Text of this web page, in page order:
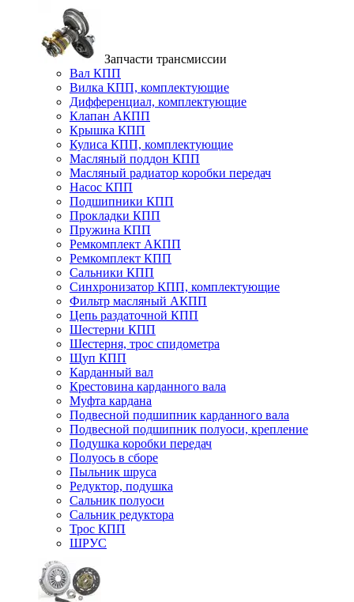
Запчасти трансмиссии
Вал КПП
Вилка КПП, комплектующие
Дифференциал, комплектующие
Клапан АКПП
Крышка КПП
Кулиса КПП, комплектующие
Масляный поддон КПП
Масляный радиатор коробки передач
Насос КПП
Подшипники КПП
Прокладки КПП
Пружина КПП
Ремкомплект АКПП
Ремкомплект КПП
Сальники КПП
Синхронизатор КПП, комплектующие
Фильтр масляный АКПП
Цепь раздаточной КПП
Шестерни КПП
Шестерня, трос спидометра
Щуп КПП
Карданный вал
Крестовина карданного вала
Муфта кардана
Подвесной подшипник карданного вала
Подвесной подшипник полуоси, крепление
Подушка коробки передач
Полуось в сборе
Пыльник шруса
Редуктор, подушка
Сальник полуоси
Сальник редуктора
Трос КПП
ШРУС